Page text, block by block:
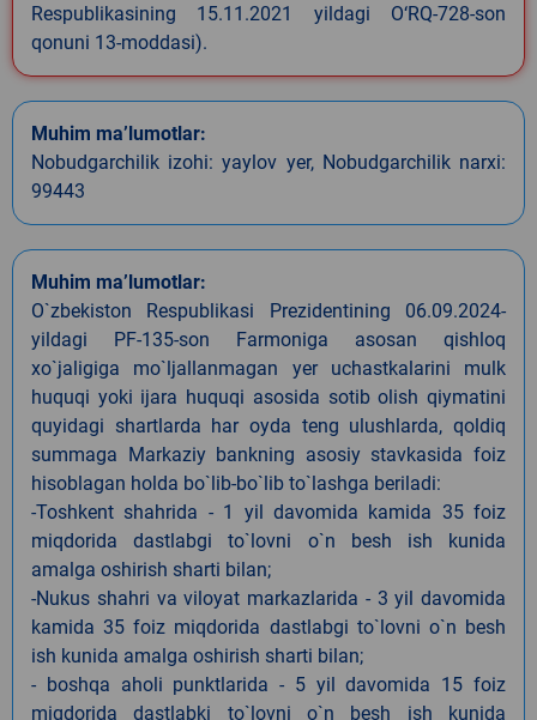
Respublikasining 15.11.2021 yildagi O‘RQ-728-son
qonuni 13-moddasi).
Muhim ma’lumotlar:
Nobudgarchilik izohi: yaylov yer, Nobudgarchilik narxi:
99443
Muhim ma’lumotlar:
O`zbekiston Respublikasi Prezidentining 06.09.2024-
yildagi PF-135-son Farmoniga asosan qishloq
xo`jaligiga mo`ljallanmagan yer uchastkalarini mulk
huquqi yoki ijara huquqi asosida sotib olish qiymatini
quyidagi shartlarda har oyda teng ulushlarda, qoldiq
summaga Markaziy bankning asosiy stavkasida foiz
hisoblagan holda bo`lib-bo`lib to`lashga beriladi:
-Toshkent shahrida - 1 yil davomida kamida 35 foiz
miqdorida dastlabgi to`lovni o`n besh ish kunida
amalga oshirish sharti bilan;
-Nukus shahri va viloyat markazlarida - 3 yil davomida
kamida 35 foiz miqdorida dastlabgi to`lovni o`n besh
ish kunida amalga oshirish sharti bilan;
- boshqa aholi punktlarida - 5 yil davomida 15 foiz
miqdorida dastlabki to`lovni o`n besh ish kunida